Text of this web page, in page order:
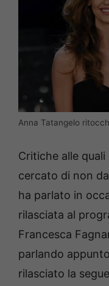
Anna Tatangelo
Critiche alle
cercato di non
ha parlato in
rilasciata al
Francesca
parlando
rilasciato la